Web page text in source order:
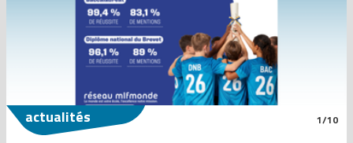
actualités 1/10